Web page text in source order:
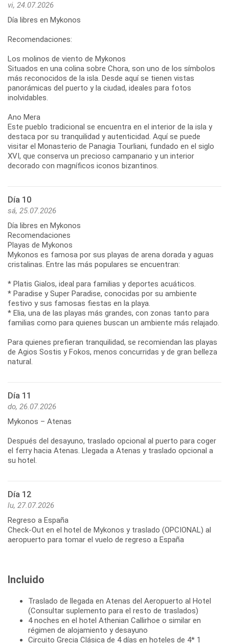
vi, 24.07.2026
Día libres en Mykonos
Recomendaciones:
Los molinos de viento de Mykonos
Situados en una colina sobre Chora, son uno de los símbolos
más reconocidos de la isla. Desde aquí se tienen vistas
panorámicas del puerto y la ciudad, ideales para fotos
inolvidables.
Ano Mera
Este pueblo tradicional se encuentra en el interior de la isla y
destaca por su tranquilidad y autenticidad. Aquí se puede
visitar el Monasterio de Panagia Tourliani, fundado en el siglo
XVI, que conserva un precioso campanario y un interior
decorado con magníficos iconos bizantinos.
Día 10
sá, 25.07.2026
Día libres en Mykonos
Recomendaciones
Playas de Mykonos
Mykonos es famosa por sus playas de arena dorada y aguas
cristalinas. Entre las más populares se encuentran:
* Platis Gialos, ideal para familias y deportes acuáticos.
* Paradise y Super Paradise, conocidas por su ambiente
festivo y sus famosas fiestas en la playa.
* Elia, una de las playas más grandes, con zonas tanto para
familias como para quienes buscan un ambiente más relajado.
Para quienes prefieran tranquilidad, se recomiendan las playas
de Agios Sostis y Fokos, menos concurridas y de gran belleza
Día 11
do, 26.07.2026
Mykonos – Atenas
Después del desayuno, traslado opcional al puerto para coger
el ferry hacia Atenas. Llegada a Atenas y traslado opcional a
Día 12
lu, 27.07.2026
Regreso a España
Check-Out en el hotel de Mykonos y traslado (OPCIONAL) al
aeropuerto para tomar el vuelo de regreso a España
Incluido
Traslado de llegada en Atenas del Aeropuerto al Hotel
(Consultar suplemento para el resto de traslados)
4 noches en el hotel Athenian Callirhoe o similar en
régimen de alojamiento y desayuno
Circuito Grecia Clásica de 4 días en hoteles de 4* 1